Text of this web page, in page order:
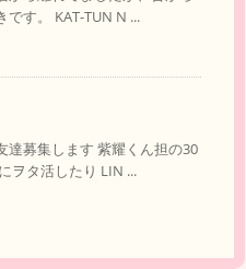
です。 KAT-TUN N ...
達募集します 紫耀くん担の30
ヲタ活したり LIN ...